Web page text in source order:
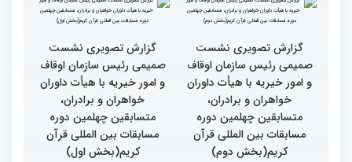
گزارش تصویری نشست
صمیمی رئیس سازمان اوقاف
و امور خیریه با هیأت داوران
خواهران و برادران،
متسابقین چهلمین دوره
مسابقات بین المللی قرآن
گزارش تصویری نشست
صمیمی رئیس سازمان اوقاف
و امور خیریه با هیأت داوران
خواهران و برادران،
متسابقین چهلمین دوره
مسابقات بین المللی قرآن